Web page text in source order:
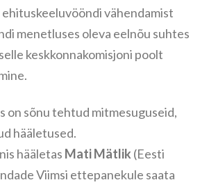
vähendamist
menetluses oleva eelnõu suhtes
keskkonnakomisjoni poolt
on sõnu tehtud mitmesuguseid,
hääletused.
hääletas Mati Mätlik (Eesti
Viimsi ettepanekule saata